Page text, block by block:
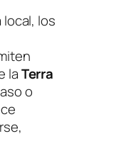
los
laTerra
o